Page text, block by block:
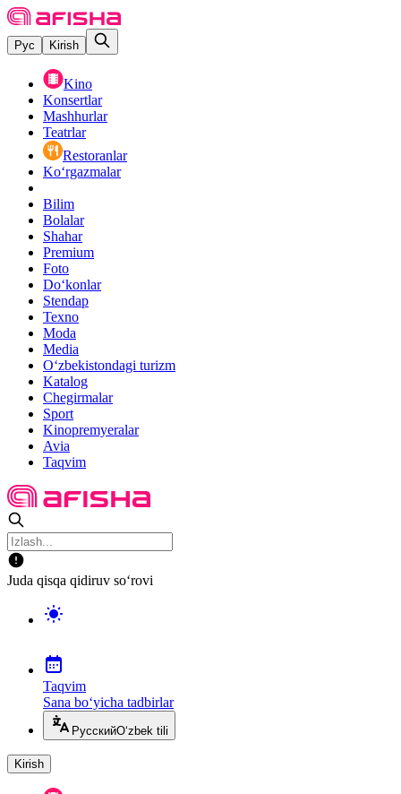
Рус Kirish
Kino
Konsertlar
Mashhurlar
Teatrlar
Restoranlar
Ko‘rgazmalar
Bilim
Bolalar
Shahar
Premium
Foto
Do‘konlar
Stendap
Texno
Moda
Media
O‘zbekistondagi turizm
Katalog
Chegirmalar
Sport
Kinopremyeralar
Avia
Taqvim
Juda qisqa qidiruv so‘rovi
Taqvim
Sana bo‘yicha tadbirlar
РусскийO‘zbek tili
Kirish